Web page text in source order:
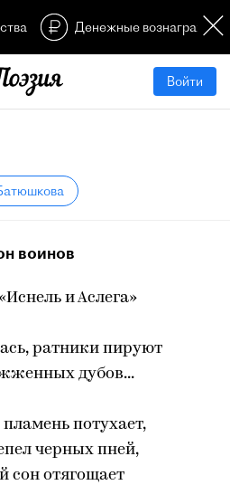
Денежные
Войти
воинов
и Аслега»
ратники пируют
дубов...
потухает,
черных пней,
сон отягощает